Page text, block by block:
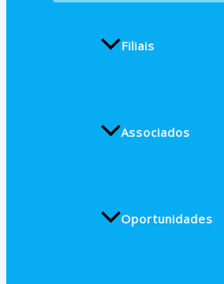
Filiais
Associados
Oportunidades